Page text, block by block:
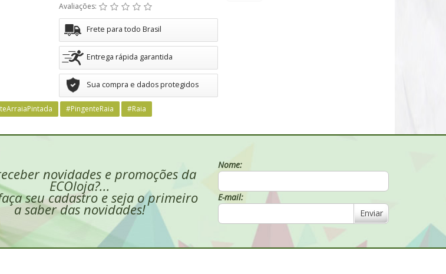
Avaliações:
Frete para todo Brasil
Entrega rápida garantida
Sua compra e dados protegidos
#PingenteRaia #Raia
novidades e promoções da
ECOloja?...
seu cadastro e seja o primeiro
a saber das novidades!
Nome:
E-mail:
Enviar